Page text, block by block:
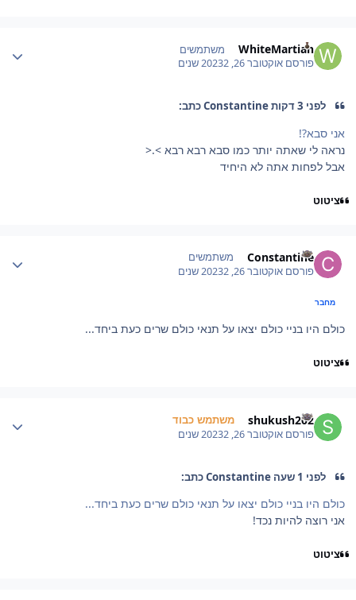
WhiteMartian משתמשים
פורסםאוקטובר 26, 2023 2 שנים
לפני 3 דקות Constantine כתב:
אני סבא?!
נראה לי שאתה יותר כמו סבא רבא רבא >.<
אבל לפחות אתה לא היחיד
ציטוט
Constantine משתמשים
פורסםאוקטובר 26, 2023 2 שנים
מחבר
כולם היו בניי כולם יצאו על תנאי כולם שרים כעת ביחד...
ציטוט
shukush202 משתמש כבוד
פורסםאוקטובר 26, 2023 2 שנים
לפני 1 שעה Constantine כתב:
כולם היו בניי כולם יצאו על תנאי כולם שרים כעת ביחד...
אני רוצה להיות נכד!
ציטוט